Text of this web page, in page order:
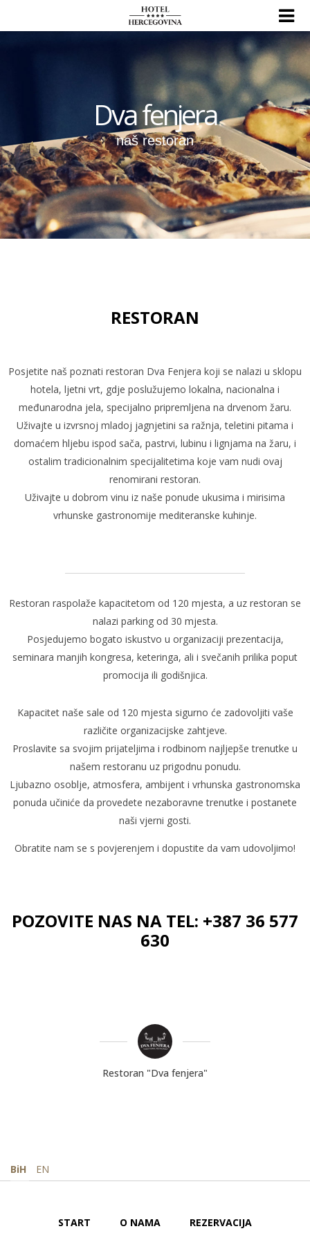
Dva fenjera
naš restoran
RESTORAN
Posjetite naš poznati restoran Dva Fenjera koji se nalazi u sklopu
hotela, ljetni vrt, gdje poslužujemo lokalna, nacionalna i
međunarodna jela, specijalno pripremljena na drvenom žaru.
Uživajte u izvrsnoj mladoj jagnjetini sa ražnja, teletini pitama i
domaćem hljebu ispod sača, pastrvi, lubinu i lignjama na žaru, i
ostalim tradicionalnim specijalitetima koje vam nudi ovaj
renomirani restoran.
Uživajte u dobrom vinu iz naše ponude ukusima i mirisima
vrhunske gastronomije mediteranske kuhinje.
Restoran raspolaže kapacitetom od 120 mjesta, a uz restoran se
nalazi parking od 30 mjesta.
Posjedujemo bogato iskustvo u organizaciji prezentacija,
seminara manjih kongresa, keteringa, ali i svečanih prilika poput
promocija ili godišnjica.
Kapacitet naše sale od 120 mjesta sigurno će zadovoljiti vaše
različite organizacijske zahtjeve.
Proslavite sa svojim prijateljima i rodbinom najljepše trenutke u
našem restoranu uz prigodnu ponudu.
Ljubazno osoblje, atmosfera, ambijent i vrhunska gastronomska
ponuda učiniće da provedete nezaboravne trenutke i postanete
naši vjerni gosti.
Obratite nam se s povjerenjem i dopustite da vam udovoljimo!
POZOVITE NAS NA TEL: +387 36 577
630
Restoran "Dva fenjera"
BiH EN
START O NAMA REZERVACIJA